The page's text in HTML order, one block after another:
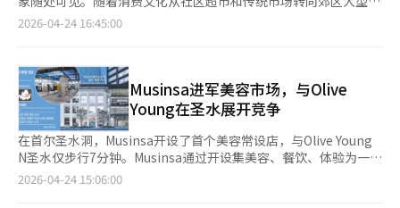
再选定6个非广域地区城市。这些城市将获得人才培养、研发、投
资和创业空间的综合支持。具体措施包括新设创新创业院、扩大深
约2周）、延长创业休假期（3年延长至最多7年）、取消休学限制
等制度放宽。这些地区的创业企业将获得最多3.5亿韩元的商业化
资金支持。地区增长基金计划今年筹集超过4500亿韩元，到2030
年达到2万亿韩元规模。政府还将通过“全民地区商圈”战略，培
育17个全球本地商圈和50个本地主题商圈，并扩大LIPS计划，为
投资企业提供最高5亿韩元的匹配贷款和最高2亿韩元的商业化资
金。为改善创业生态系统结构，政府将扩大非首都圈风险投资激
励，设立初创企业股票交易活跃的冒险资本中介平台，允许退休金
店，易买得成为这一变革的中心。易买得不仅创造了新的店铺形
店和社区商圈为主。通过大批量采购降低价格，在宽敞的空间内一
次性购买生活必需品的折扣店模式，最初被视为一种新尝试。然
而，消费者迅速做出了反应。合理的价格、宽敞的停车空间和一站
式购物体验提供了不同于传统流通方式的便利。易买得的成长背景
与时代变化密不可分。汽车普及、郊区开发、双职工家庭增加以及
周末家庭消费文化的兴起，推动了大型超市的需求增长。易买得抓
住了这一趋势，在全国主要城市扩展店铺，开启了大型超市的时
代。1990年代末和2000年代初，易买得成为韩国流通业增长的象
2026-04-24 16:45:00
Musinsa进军美容市场，与Olive
Young在圣水展开竞争
在首尔圣水洞，Musinsa开设了首个美容常设店，与Olive Young
N圣水仅步行7分钟。Musinsa通过开设集美容、餐饮、体验为一体
的“Musinsa Mega Store圣水”，扩大其在线下美容市场的影响
2026-04-24 15:06:00